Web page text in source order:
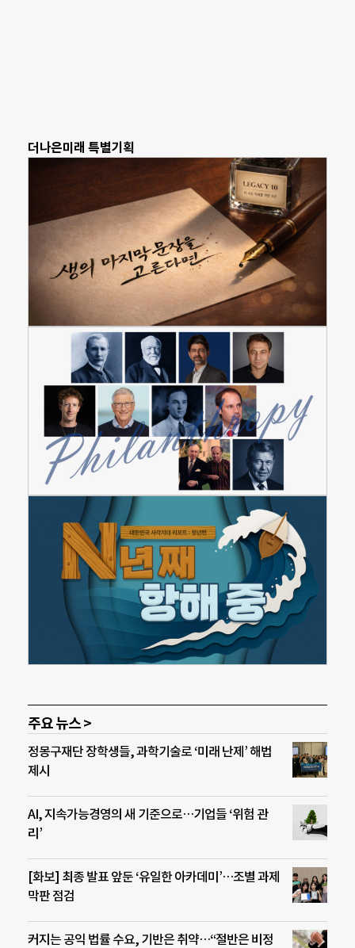
더나은미래 특별기획
주요 뉴스 >
정몽구재단 장학생들, 과학기술로 ‘미래 난제’ 해법
제시
AI, 지속가능경영의 새 기준으로…기업들 ‘위험 관
리’
[화보] 최종 발표 앞둔 ‘유일한 아카데미’…조별 과제
막판 점검
커지는 공익 법률 수요, 기반은 취약…“절반은 비정